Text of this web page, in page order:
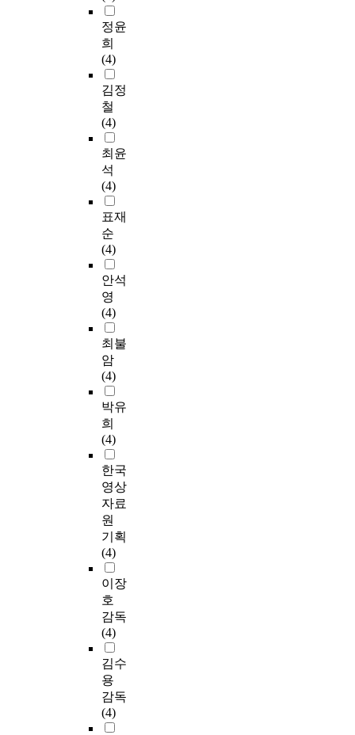
정윤
희
(4)
김정
철
(4)
최윤
석
(4)
표재
순
(4)
안석
영
(4)
최불
암
(4)
박유
희
(4)
한국
영상
자료
원
기획
(4)
이장
호
감독
(4)
김수
용
감독
(4)